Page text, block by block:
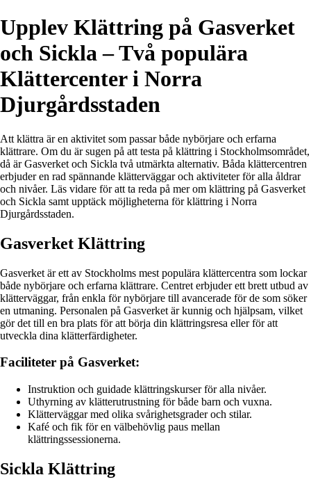
Upplev Klättring på Gasverket
och Sickla – Två populära
Klättercenter i Norra
Djurgårdsstaden
Att klättra är en aktivitet som passar både nybörjare och erfarna
klättrare. Om du är sugen på att testa på klättring i Stockholmsområdet,
då är Gasverket och Sickla två utmärkta alternativ. Båda klättercentren
erbjuder en rad spännande klätterväggar och aktiviteter för alla åldrar
och nivåer. Läs vidare för att ta reda på mer om klättring på Gasverket
och Sickla samt upptäck möjligheterna för klättring i Norra
Djurgårdsstaden.
Gasverket Klättring
Gasverket är ett av Stockholms mest populära klättercentra som lockar
både nybörjare och erfarna klättrare. Centret erbjuder ett brett utbud av
klätterväggar, från enkla för nybörjare till avancerade för de som söker
en utmaning. Personalen på Gasverket är kunnig och hjälpsam, vilket
gör det till en bra plats för att börja din klättringsresa eller för att
utveckla dina klätterfärdigheter.
Faciliteter på Gasverket:
Instruktion och guidade klättringskurser för alla nivåer.
Uthyrning av klätterutrustning för både barn och vuxna.
Klätterväggar med olika svårighetsgrader och stilar.
Kafé och fik för en välbehövlig paus mellan
klättringssessionerna.
Sickla Klättring